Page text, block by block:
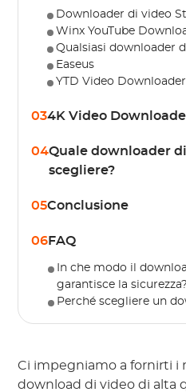
Downloader di video
Winx YouTube
Qualsiasi downloader
Easeus
YTD Video Downloader
034K Video
04Quale downloader
scegliere?
05Conclusione
06FAQ
In che modo il
garantisce la sicurezza?
Perché scegliere un
Ci impegniamo a fornirti i
download di video di alta